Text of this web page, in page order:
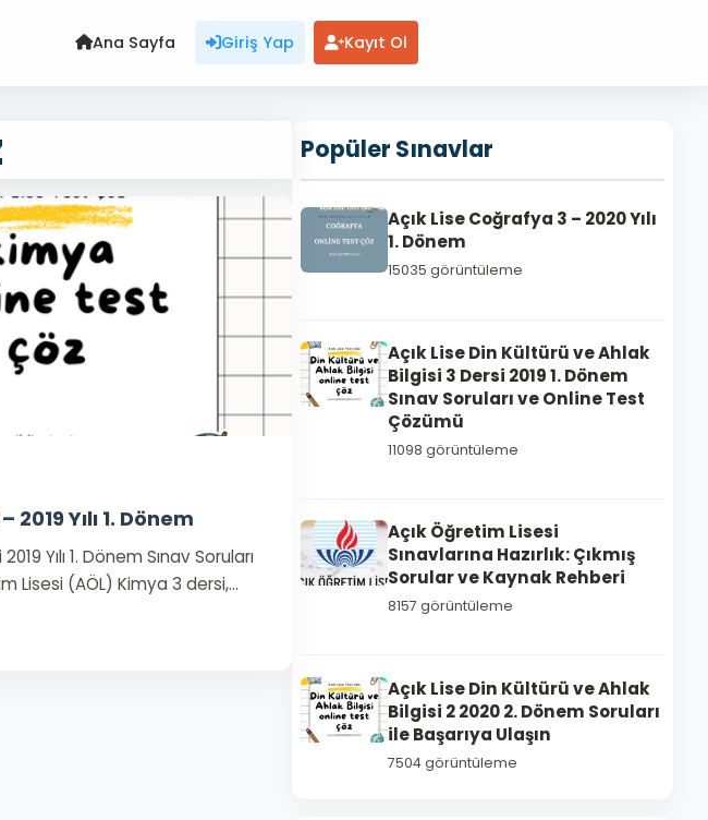
Ana Sayfa Giriş Yap Kayıt Ol
2019 Yılı 1. Dönem
Yılı 1. Dönem Sınav Soruları
Lisesi (AÖL) Kimya 3 dersi,…
Popüler Sınavlar
Açık Lise Coğrafya 3 – 2020 Yılı
1. Dönem
15035 görüntüleme
Açık Lise Din Kültürü ve Ahlak
Bilgisi 3 Dersi 2019 1. Dönem
Sınav Soruları ve Online Test
Çözümü
11098 görüntüleme
Açık Öğretim Lisesi
Sınavlarına Hazırlık: Çıkmış
Sorular ve Kaynak Rehberi
8157 görüntüleme
Açık Lise Din Kültürü ve Ahlak
Bilgisi 2 2020 2. Dönem Soruları
ile Başarıya Ulaşın
7504 görüntüleme